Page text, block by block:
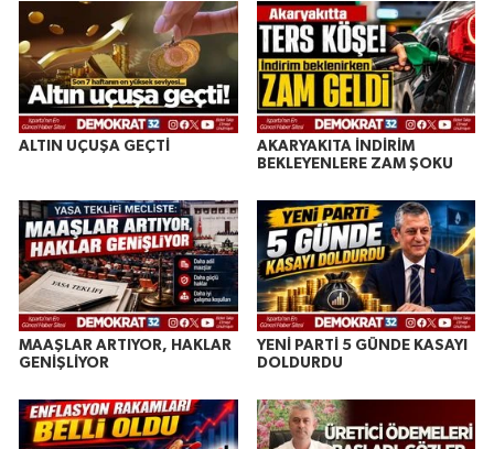
ALTIN UÇUŞA GEÇTİ
AKARYAKITA İNDİRİM
BEKLEYENLERE ZAM ŞOKU
MAAŞLAR ARTIYOR, HAKLAR
GENİŞLİYOR
YENİ PARTİ 5 GÜNDE KASAYI
DOLDURDU